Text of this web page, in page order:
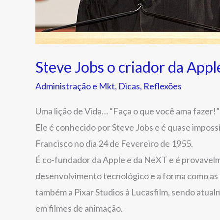
Steve Jobs o criador da
Administração e Mkt, Dicas, Reflexões
Uma lição de Vida… “Faça o que você ama
Ele é conhecido por Steve Jobs e é quase
Francisco no dia 24 de Fevereiro de 1955.
É co-fundador da Apple e da NeXT e é
desenvolvimento tecnológico e a forma como
também a Pixar Studios à Lucasfilm, sendo
em filmes de animação.
Stanford